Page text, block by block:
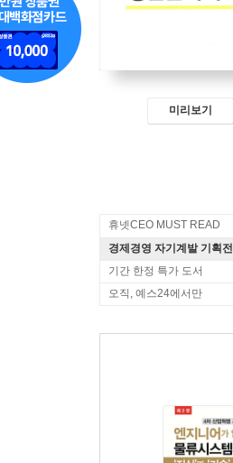
미리보기
휴넷CEO MUST READ
경제경영 자기계발 기획전
기간 한정 특가 도서
오직, 예스24에서만